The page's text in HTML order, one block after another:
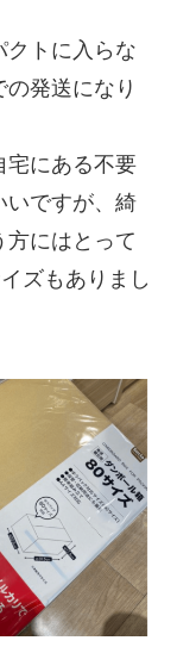
クトに入らな
発送になり
宅にある不要
いですが、綺
方にはとって
ズもありまし